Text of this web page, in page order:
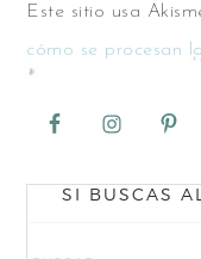
Este sitio usa
cómo se procesan
SI BUSCAS